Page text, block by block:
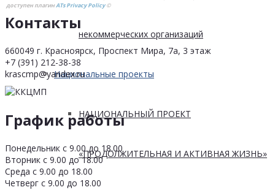
некоммерческих организаций
Национальные проекты
НАЦИОНАЛЬНЫЙ ПРОЕКТ
«ПРОДОЛЖИТЕЛЬНАЯ И АКТИВНАЯ ЖИЗНЬ»
доступен плагинATs Privacy Policy©
Контакты
660049 г. Красноярск, Проспект Мира, 7а, 3 этаж
+7 (391) 212-38-38
krascmp@yandex.ru
График работы
Понедельник с 9.00 до 18.00
Вторник с 9.00 до 18.00
Среда с 9.00 до 18.00
Четверг с 9.00 до 18.00